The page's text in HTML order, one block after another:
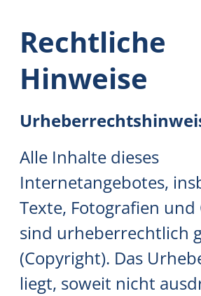
Rechtliche
Hinweise
Alle Inhalte dieses
Internetangebotes,
Texte, Fotografien und
sind urheberrechtlich
(Copyright). Das
liegt, soweit nicht